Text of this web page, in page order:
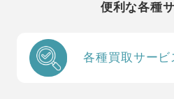
便利な各種
各種買取サービ